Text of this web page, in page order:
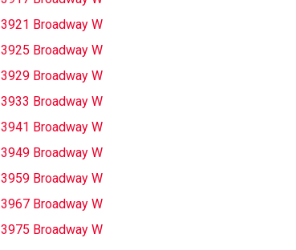
3921 Broadway W
3925 Broadway W
3929 Broadway W
3933 Broadway W
3941 Broadway W
3949 Broadway W
3959 Broadway W
3967 Broadway W
3975 Broadway W